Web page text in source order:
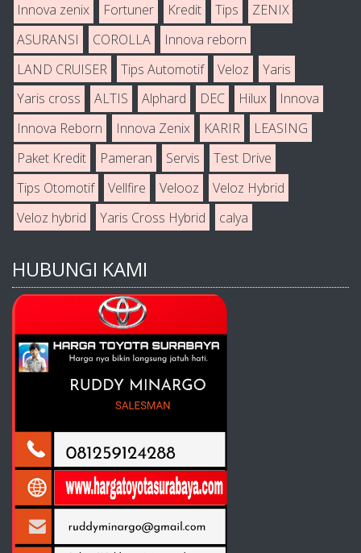
Innova zenix
Fortuner Kredit Tips
ZENIX
ASURANSI
COROLLA
Innova reborn
LAND CRUISER
Tips Automotif Veloz
Yaris
Yaris cross
ALTIS Alphard DEC Hilux
Innova
Innova Reborn
Innova Zenix KARIR
LEASING
Paket Kredit
Pameran Servis
Test Drive
Tips Otomotif
Vellfire Velooz
Veloz Hybrid
Veloz hybrid
Yaris Cross Hybrid calya
HUBUNGI KAMI